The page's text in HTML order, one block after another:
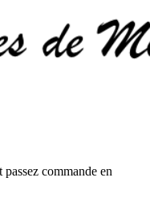
commande en